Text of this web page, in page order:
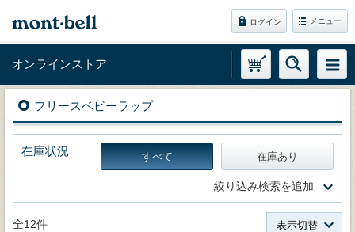
ログイン メニュー
オンラインストア
フリースベビーラップ
在庫状況 すべて 在庫あり
絞り込み検索を追加
全12件 表示切替